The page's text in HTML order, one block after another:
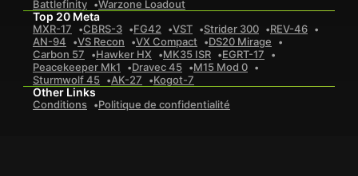
Battlefinity Warzone Loadout
Top 20 Meta
MXR-17 CBRS-3 FG42 VST Strider 300
REV-46
AN-94
VS Recon VX Compact
DS20 Mirage
Carbon 57
Hawker HX MK35 ISR
EGRT-17
Peacekeeper Mk1
Dravec 45
M15 Mod 0
Sturmwolf 45
AK-27 Kogot-7
Other Links
Conditions Politique de confidentialité